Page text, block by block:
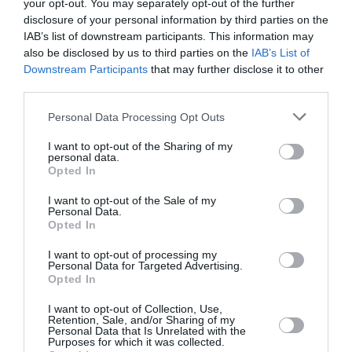
your opt-out. You may separately opt-out of the further
disclosure of your personal information by third parties on the
IAB’s list of downstream participants. This information may
also be disclosed by us to third parties on the IAB’s List of
Downstream Participants that may further disclose it to other
Personal Data Processing Opt Outs
I want to opt-out of the Sharing of my
personal data.
Opted In
I want to opt-out of the Sale of my
Personal Data.
Opted In
I want to opt-out of processing my
Personal Data for Targeted Advertising.
Opted In
I want to opt-out of Collection, Use,
Retention, Sale, and/or Sharing of my
Personal Data that Is Unrelated with the
Purposes for which it was collected.
Badissi novembria commenté l'article :
Nice–Corse : ces vols électriques qui se profilent à
l’horizon 2030
bâle-mulhouse germanwings kosovo
CRASH GERMANWINGS :
L’ÉTAT ALLEMAND VISÉ